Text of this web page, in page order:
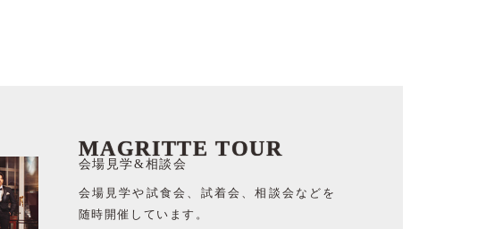
MAGRITTE TOUR
会場見学&相談会
会場見学や試食会、試着会、相談会などを
随時開催しています。